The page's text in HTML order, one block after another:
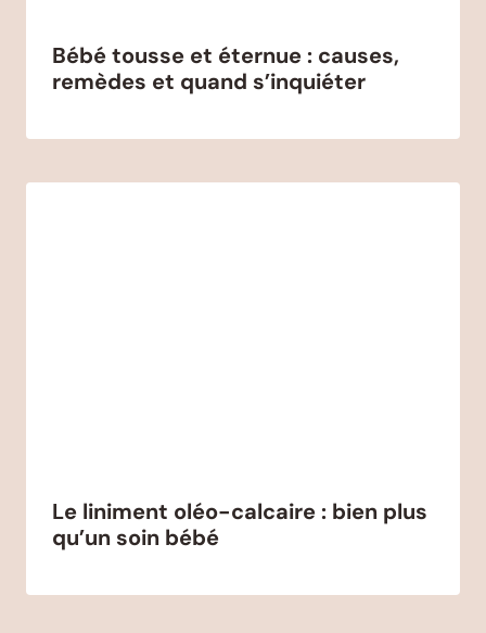
Bébé tousse et éternue : causes,
remèdes et quand s’inquiéter
Le liniment oléo-calcaire : bien plus
qu’un soin bébé